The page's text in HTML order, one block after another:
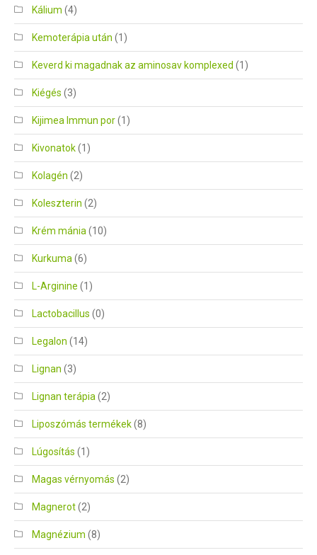
Kálium (4)
Kemoterápia után (1)
Keverd ki magadnak az aminosav komplexed (1)
Kiégés (3)
Kijimea Immun por(1)
Kivonatok(1)
Kolagén (2)
Koleszterin (2)
Krém mánia (10)
Kurkuma (6)
L-Arginine (1)
Lactobacillus (0)
Legalon (14)
Lignan (3)
Lignan terápia (2)
Liposzómás termékek(8)
Lúgosítás (1)
Magas vérnyomás (2)
Magnerot(2)
Magnézium (8)